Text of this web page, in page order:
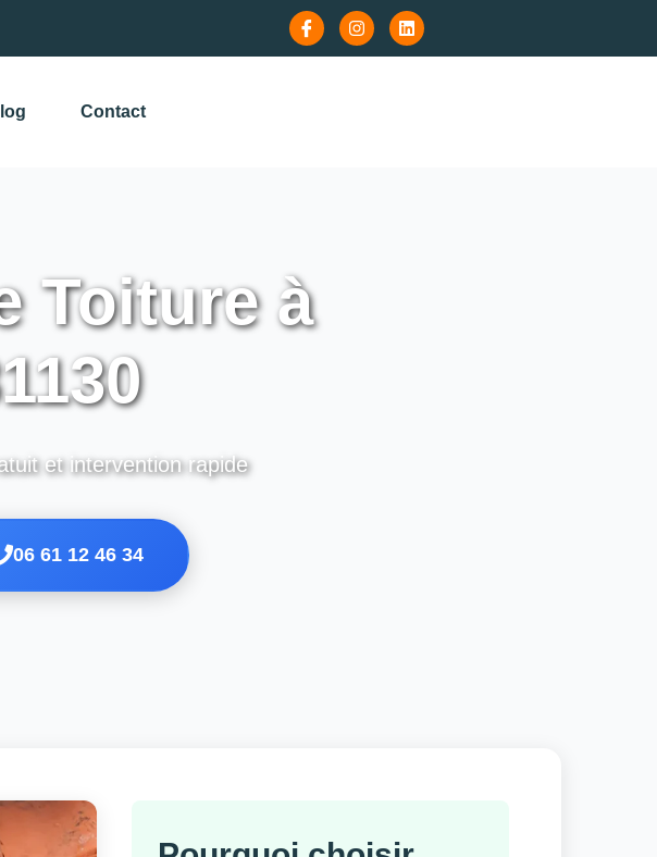
Contact
Toiture à
et intervention rapide
06 61 12 46 34